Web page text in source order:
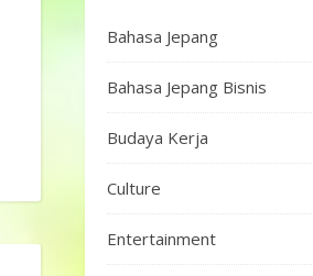
Bahasa Jepang
Bahasa Jepang Bisnis
Budaya Kerja
Culture
Entertainment